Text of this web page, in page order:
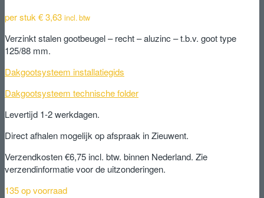
per stuk €3,63 incl. btw
Verzinkt stalen gootbeugel – recht – aluzinc – t.b.v. goot type
125/88 mm.
Dakgootsysteem installatiegids
Dakgootsysteem technische folder
Levertijd 1-2 werkdagen.
Direct afhalen mogelijk op afspraak in Zieuwent.
Verzendkosten €6,75 incl. btw. binnen Nederland. Zie
verzendinformatie voor de uitzonderingen.
135 op voorraad